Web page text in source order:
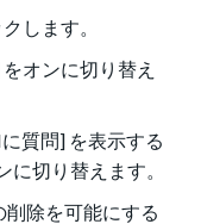
します。
オンに切り替え
質問] を表示する
切り替えます。
除を可能にする